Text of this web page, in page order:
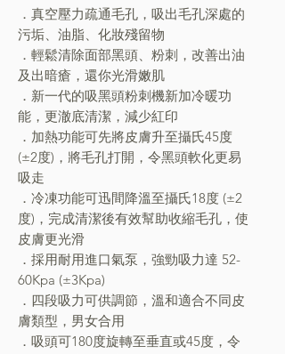
．真空壓力疏通毛孔，吸出毛孔深處的
污垢、油脂、化妝殘留物
．輕鬆清除面部黑頭、粉刺，改善出油
及出暗瘡，還你光滑嫩肌
．新一代的吸黑頭粉刺機新加冷暖功
能，更澈底清潔，減少紅印
．加熱功能可先將皮膚升至攝氏45度
(±2度)，將毛孔打開，令黑頭軟化更易
吸走
．冷凍功能可迅間降溫至攝氏18度 (±2
度)，完成清潔後有效幫助收縮毛孔，使
皮膚更光滑
．採用耐用進口氣泵，強勁吸力達 52-
60Kpa (±3Kpa)
．四段吸力可供調節，溫和適合不同皮
膚類型，男女合用
．吸頭可180度旋轉至垂直或45度，令